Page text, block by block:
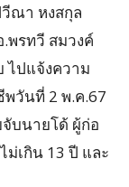
วีณา หงสกุล
พรทวี สมวงค์
ไปแจ้งความ
พวันที่ 2 พ.ค.67
บนายโด้ ผู้ก่อ
ม่เกิน 13 ปี และ